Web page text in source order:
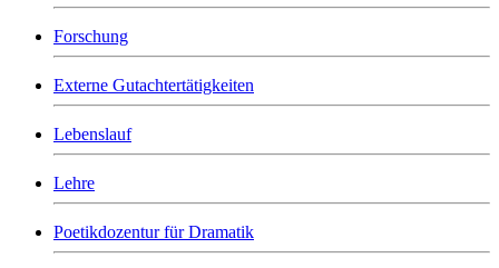
Forschung
Externe Gutachtertätigkeiten
Lebenslauf
Lehre
Poetikdozentur für Dramatik